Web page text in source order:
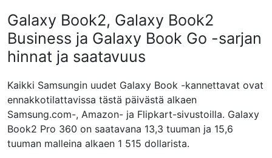
Galaxy Book2, Galaxy Book2
Business ja Galaxy Book Go -sarjan
hinnat ja saatavuus
Kaikki Samsungin uudet Galaxy Book -kannettavat ovat
ennakkotilattavissa tästä päivästä alkaen
Samsung.com-, Amazon- ja Flipkart-sivustoilla. Galaxy
Book2 Pro 360 on saatavana 13,3 tuuman ja 15,6
tuuman malleina alkaen 1 515 dollarista.